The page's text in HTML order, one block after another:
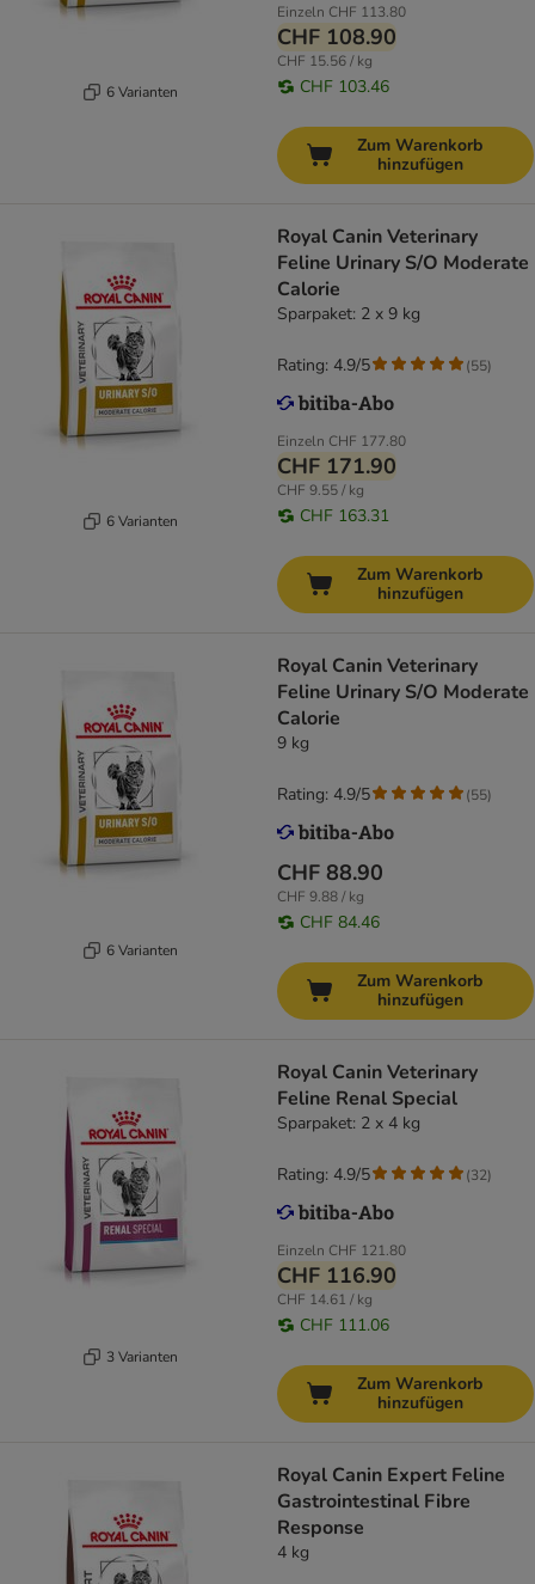
6 Varianten
Einzeln CHF 113.80
CHF 108.90
CHF 15.56 / kg
CHF 103.46
Zum Warenkorb
hinzufügen
6 Varianten
Royal Canin Veterinary
Feline Urinary S/O Moderate
Calorie
Sparpaket: 2 x 9 kg
Einzeln CHF 177.80
CHF 171.90
CHF 9.55 / kg
CHF 163.31
Rating: 4.9/5 (55)
Zum Warenkorb
hinzufügen
6 Varianten
Royal Canin Veterinary
Feline Urinary S/O Moderate
Calorie
9 kg
CHF 88.90
CHF 9.88 / kg
CHF 84.46
Rating: 4.9/5 (55)
Zum Warenkorb
hinzufügen
3 Varianten
Royal Canin Veterinary
Feline Renal Special
Sparpaket: 2 x 4 kg
Einzeln CHF 121.80
CHF 116.90
CHF 14.61 / kg
CHF 111.06
Rating: 4.9/5 (32)
Zum Warenkorb
hinzufügen
Royal Canin Expert Feline
Gastrointestinal Fibre
Response
4 kg